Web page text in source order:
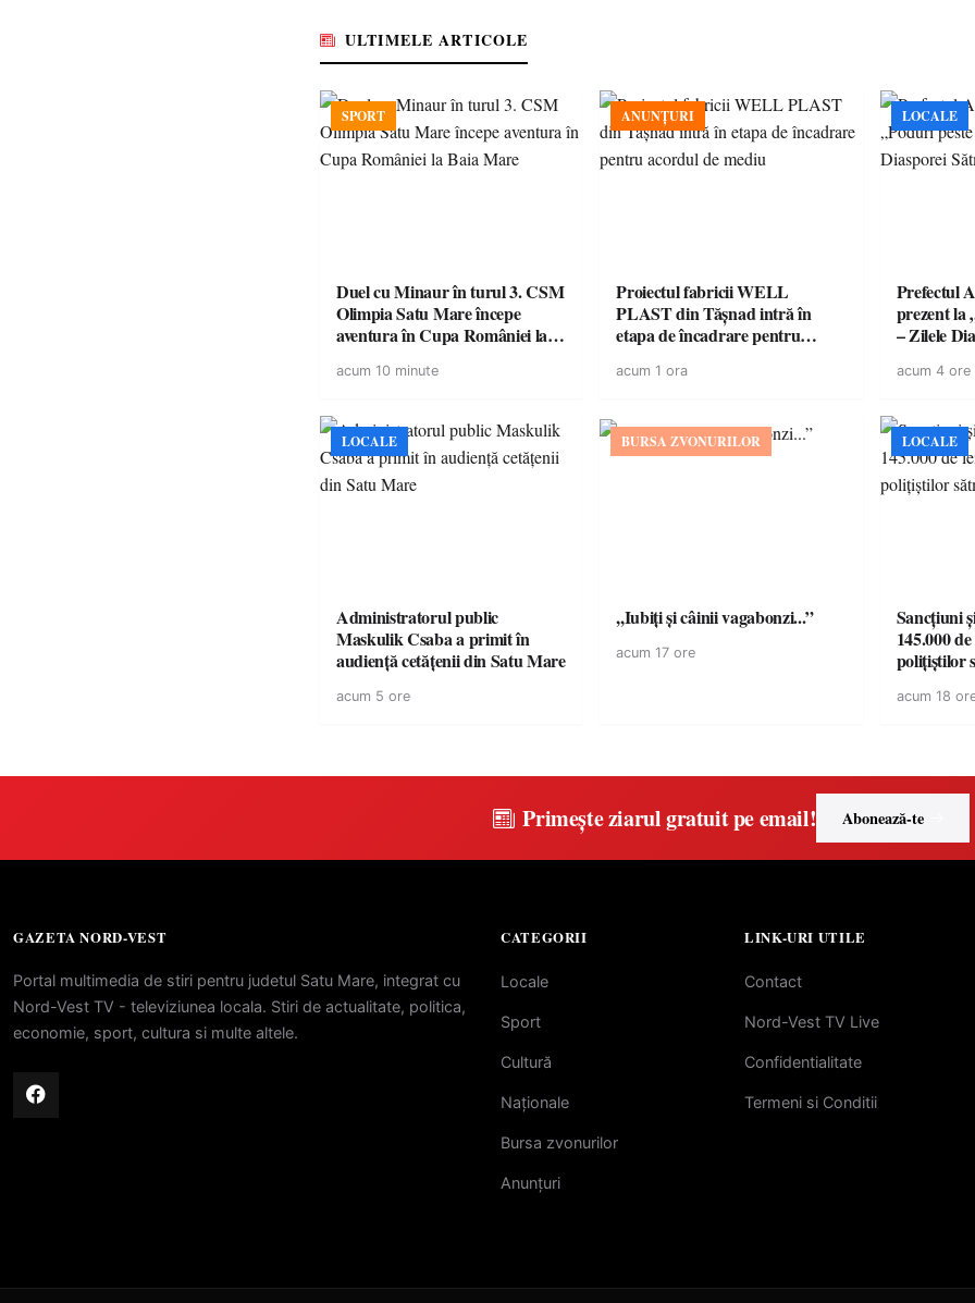
ULTIMELE ARTICOLE
SPORT
Duel cu Minaur în turul 3. CSM
Olimpia Satu Mare începe
aventura în Cupa României la
acum 10 minute
ANUNȚURI
Proiectul fabricii WELL
PLAST din Tășnad intră în
etapa de încadrare pentru
acum 1 ora
LOCALE
Prefectul
prezent la
– Zilele
acum 4 ore
LOCALE
Administratorul public
Maskulik Csaba a primit în
audiență cetățenii din Satu Mare
acum 5 ore
BURSA ZVONURILOR
,,Iubiți și câinii vagabonzi...”
acum 17 ore
LOCALE
Sancțiuni
145.000
polițiștilor
acum 18
Primește ziarul gratuit pe email! Abonează-te
GAZETA NORD-VEST
Portal multimedia de stiri pentru judetul Satu Mare, integrat cu
Nord-Vest TV - televiziunea locala. Stiri de actualitate, politica,
economie, sport, cultura si multe altele.
CATEGORII
Locale
Sport
Cultură
Naționale
Bursa zvonurilor
Anunțuri
LINK-URI UTILE
Contact
Nord-Vest TV Live
Confidentialitate
Termeni si Conditii